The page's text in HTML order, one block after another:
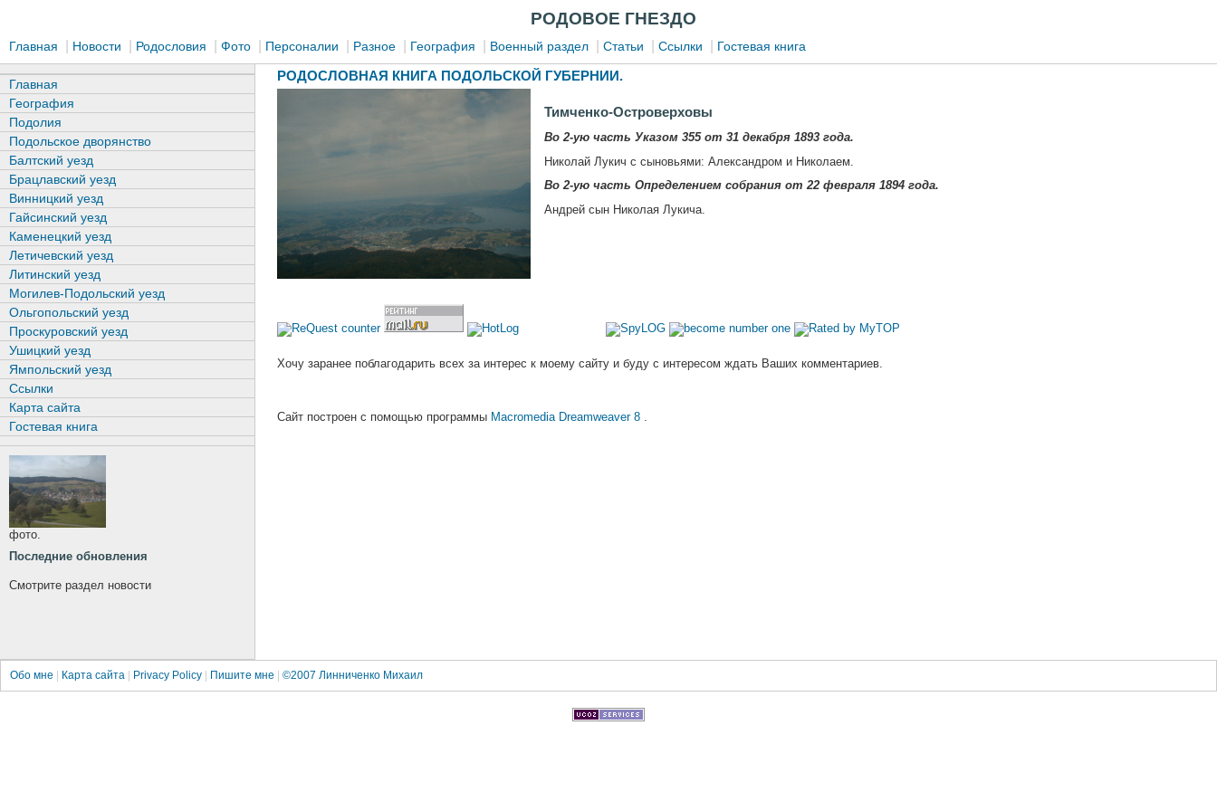
РОДОВОЕ ГНЕЗДО
Главная Новости Родословия Фото Персоналии Разное География Военный раздел Статьи Ссылки Гостевая книга
РОДОСЛОВНАЯ КНИГА ПОДОЛЬСКОЙ ГУБЕРНИИ.
Тимченко-Островерховы
Во 2-ую часть Указом 355 от 31 декабря 1893 года.
Николай Лукич с сыновьями: Александром и Николаем.
Во 2-ую часть Определением собрания от 22 февраля 1894 года.
Андрей сын Николая Лукича.
Хочу заранее поблагодарить всех за интерес к моему сайту и буду с интересом ждать Ваших комментариев.
Сайт построен с помощью программы Macromedia Dreamweaver 8 .
Главная
География
Подолия
Подольское дворянство
Балтский уезд
Брацлавский уезд
Винницкий уезд
Гайсинский уезд
Каменецкий уезд
Летичевский уезд
Литинский уезд
Могилев-Подольский уезд
Ольгопольский уезд
Проскуровский уезд
Ушицкий уезд
Ямпольский уезд
Ссылки
Карта сайта
Гостевая книга
фото.
Последние обновления
Смотрите раздел новости
Обо мне Карта сайта Privacy Policy Пишите мне ©2007 Линниченко Михаил